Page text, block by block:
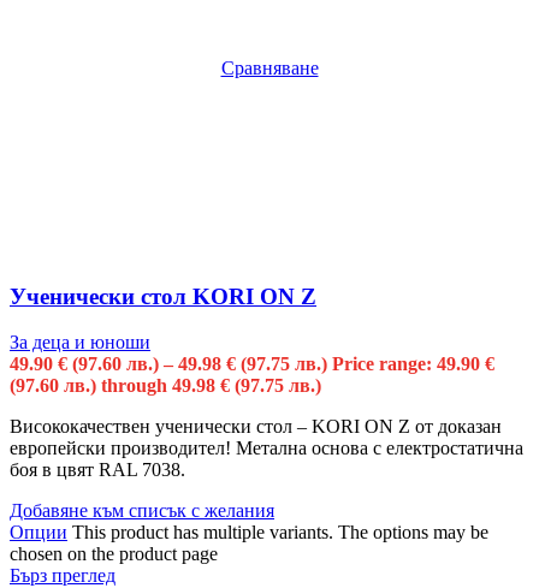
Сравняване
Ученически стол KORI ON Z
За деца и юноши
49.90 € (97.60 лв.) – 49.98 € (97.75 лв.) Price range: 49.90 €
(97.60 лв.) through 49.98 € (97.75 лв.)
Висококачествен ученически стол – KORI ON Z от доказан
европейски производител! Метална основа с електростатична
боя в цвят RAL 7038.
Добавяне към списък с желания
Опции This product has multiple variants. The options may be
chosen on the product page
Бърз преглед